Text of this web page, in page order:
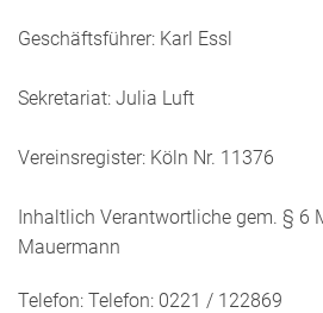
Geschäftsführer: Karl Essl
Sekretariat: Julia Luft
Vereinsregister: Köln Nr. 11376
Inhaltlich Verantwortliche gem. § 6
Mauermann
Telefon: Telefon: 0221 / 122869